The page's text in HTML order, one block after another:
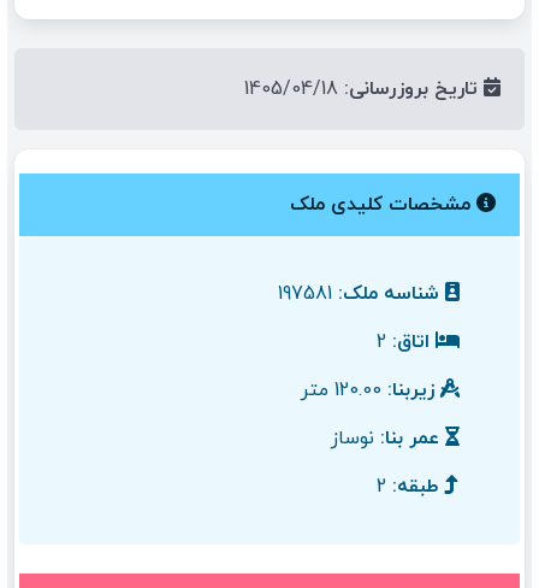
تاریخ بروزرسانی:
مشخصات کلیدی ملک
شناسه ملک:
اتاق:
زیربنا:
عمر بنا: نوساز
طبقه: